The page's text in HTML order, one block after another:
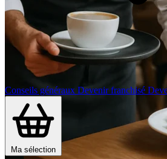
Conseils généraux Devenir franchisé
Ma sélection